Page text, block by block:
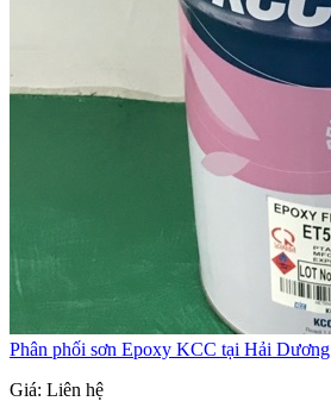
Phân phối sơn Epoxy KCC tại Hải Dương
Giá: Liên hệ